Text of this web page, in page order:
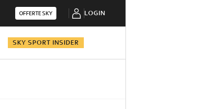
OFFERTE SKY LOGIN
SKY SPORT INSIDER